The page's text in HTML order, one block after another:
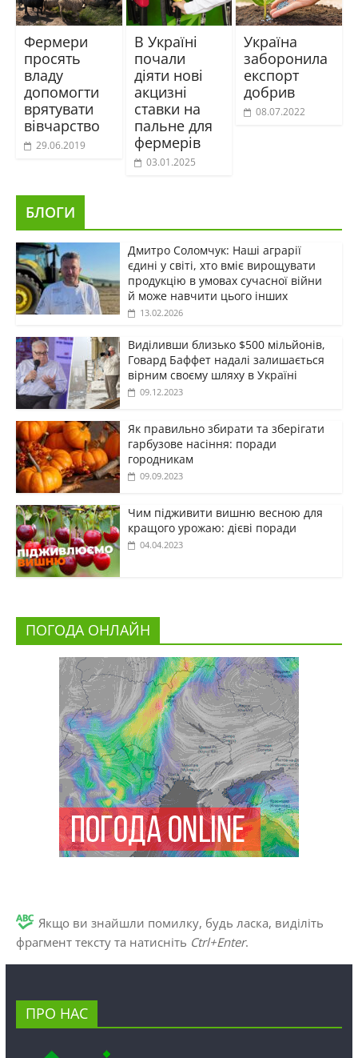
Фермери
просять
владу
допомогти
врятувати
вівчарство
29.06.2019
В Україні
почали
діяти нові
акцизні
ставки на
пальне для
фермерів
03.01.2025
Україна
заборонила
експорт
добрив
08.07.2022
БЛОГИ
Дмитро Соломчук: Наші аграрії
єдині у світі, хто вміє вирощувати
продукцію в умовах сучасної війни
й може навчити цього інших
13.02.2026
Виділивши близько $500 мільйонів,
Говард Баффет надалі залишається
вірним своєму шляху в Україні
09.12.2023
Як правильно збирати та зберігати
гарбузове насіння: поради
городникам
09.09.2023
Чим підживити вишню весною для
кращого урожаю: дієві поради
04.04.2023
ПОГОДА ОНЛАЙН
Якщо ви знайшли помилку, будь ласка, виділіть
фрагмент тексту та натисніть Ctrl+Enter.
ПРО НАС